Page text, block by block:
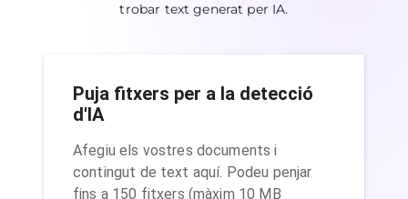
trobar text generat per IA.
Puja fitxers per a la detecció
d'IA
Afegiu els vostres documents i
contingut de text aquí. Podeu penjar
fins a 150 fitxers (màxim 10 MB